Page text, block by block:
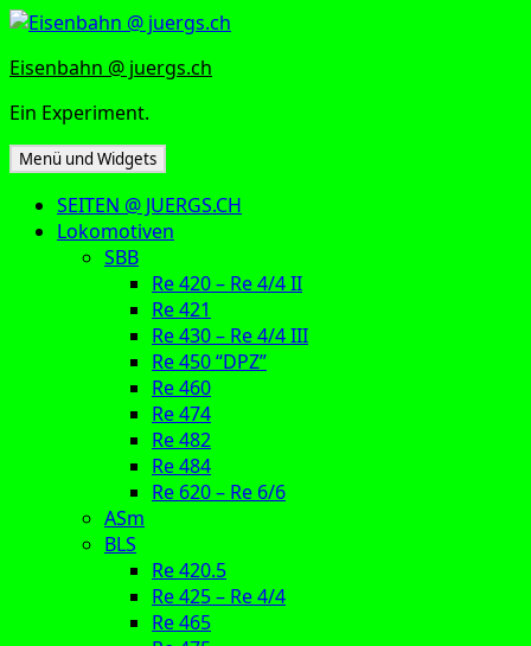
Zum
springen
Eisenbahn @ juergs.ch
Ein Experiment.
Menü und Widgets
SEITEN @ JUERGS.CH
Lokomotiven
SBB
Re 420 – Re 4/4 II
Re 421
Re 430 – Re 4/4 III
Re 450 “DPZ”
Re 460
Re 474
Re 482
Re 484
Re 620 – Re 6/6
ASm
BLS
Re 420.5
Re 425 – Re 4/4
Re 465